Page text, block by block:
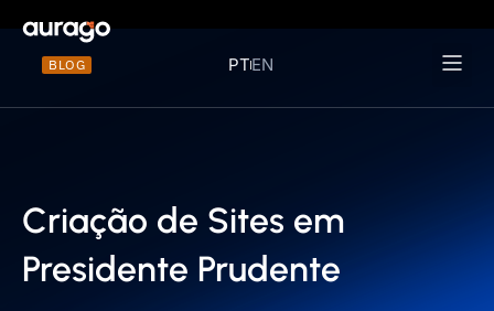
BLOG PTEN
Criação de Sites em
Presidente Prudente